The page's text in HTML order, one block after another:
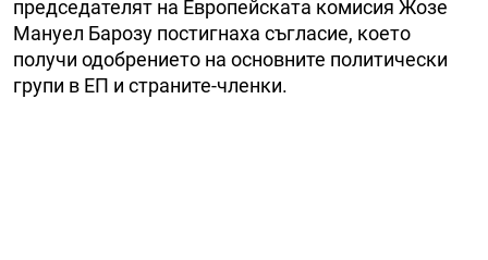
председателят на Европейската комисия Жозе
Мануел Барозу постигнаха съгласие, което
получи одобрението на основните политически
групи в ЕП и страните-членки.